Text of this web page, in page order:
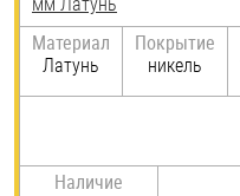
Материал
Латунь
Покрытие
никель
Наличие